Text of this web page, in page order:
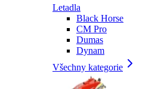
Letadla
Black Horse
CM Pro
Dumas
Dynam
Všechny kategorie